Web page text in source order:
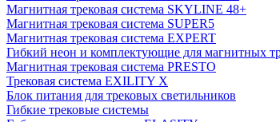
Магнитная трековая система SKYLINE 48+
Магнитная трековая система SUPER5
Магнитная трековая система EXPERT
Гибкий неон и комплектующие для магнитных
Магнитная трековая система PRESTO
Трековая система EXILITY X
Блок питания для трековых светильников
Гибкие трековые системы